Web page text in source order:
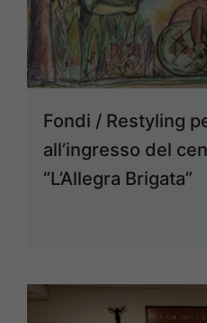
Fondi / Restyling
all’ingresso del
“L’Allegra Brigata”